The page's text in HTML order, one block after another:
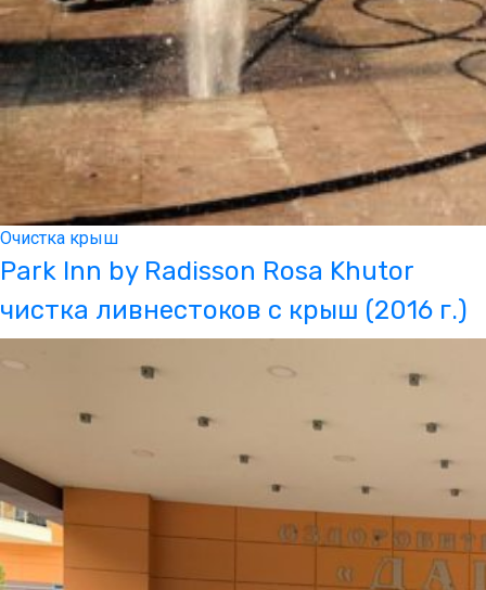
Очистка крыш
Park Inn by Radisson Rosa Khutor
чистка ливнестоков с крыш (2016 г.)